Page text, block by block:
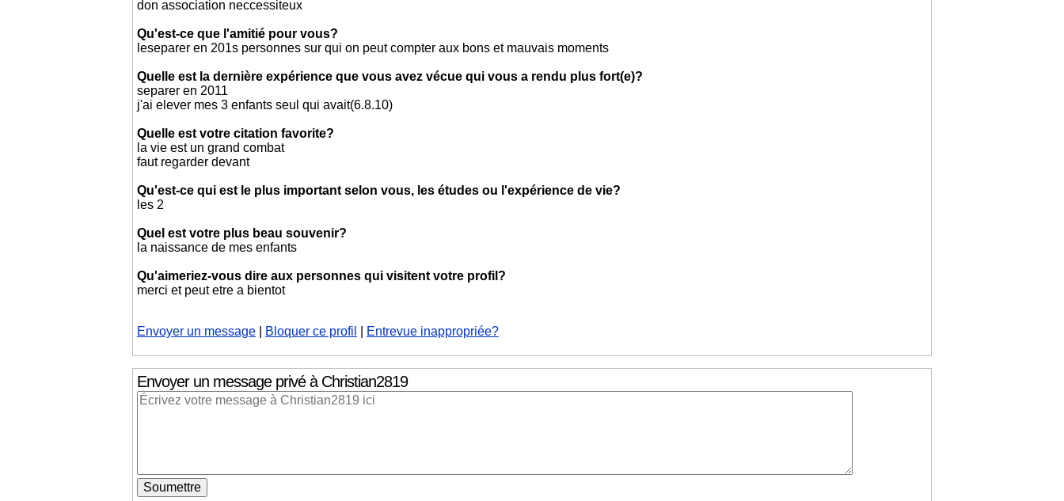
don association neccessiteux
Qu'est-ce que l'amitié pour vous?
leseparer en 201s personnes sur qui on peut compter aux bons et mauvais moments
Quelle est la dernière expérience que vous avez vécue qui vous a rendu plus fort(e)?
separer en 2011
j'ai elever mes 3 enfants seul qui avait(6.8.10)
Quelle est votre citation favorite?
la vie est un grand combat
faut regarder devant
Qu'est-ce qui est le plus important selon vous, les études ou l'expérience de vie?
les 2
Quel est votre plus beau souvenir?
la naissance de mes enfants
Qu'aimeriez-vous dire aux personnes qui visitent votre profil?
merci et peut etre a bientot
Envoyer un message Bloquer ce profil Entrevue inappropriée?
Envoyer un message privéà Christian2819